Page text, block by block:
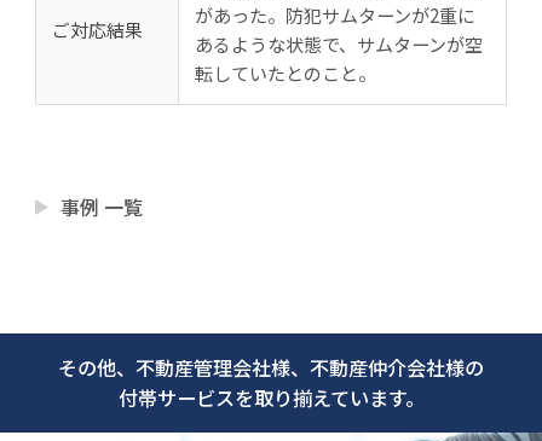
ご対応結果
があった。防犯サムターンが2重に
あるような状態で、サムターンが空
転していたとのこと。
事例 一覧
その他、不動産管理会社様、不動産仲介会社様の
付帯サービスを取り揃えています。